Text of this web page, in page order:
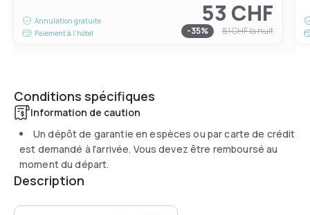
Annulation gratuite
Paiement à l'hôtel
53 CHF
-35% 81 CHFla nuit
Conditions spécifiques
Information de caution
Un dépôt de garantie en espèces ou par carte de crédit
est demandé à l'arrivée. Vous devez être remboursé au
moment du départ.
Description